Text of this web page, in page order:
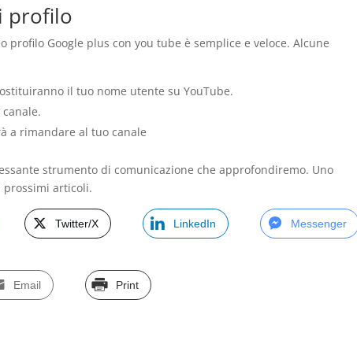
profilo
Google plus con you tube è semplice e veloce. Alcune
il tuo nome utente su YouTube.
a rimandare al tuo canale
strumento di comunicazione che approfondiremo. Uno
articoli.
Twitter/X LinkedIn Messenger
Email Print